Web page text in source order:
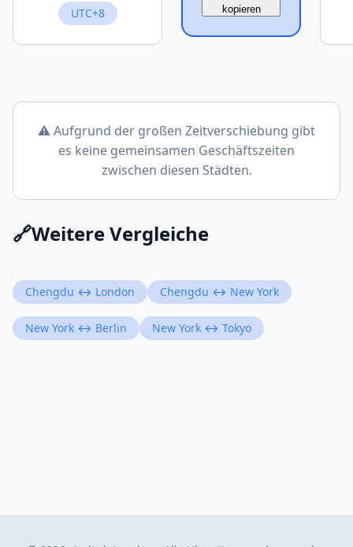
UTC+8
kopieren
⚠️ Aufgrund der großen Zeitverschiebung gibt
es keine gemeinsamen Geschäftszeiten
zwischen diesen Städten.
🔗Weitere Vergleiche
Chengdu ↔ London Chengdu ↔ New York
New York ↔ Berlin New York ↔ Tokyo